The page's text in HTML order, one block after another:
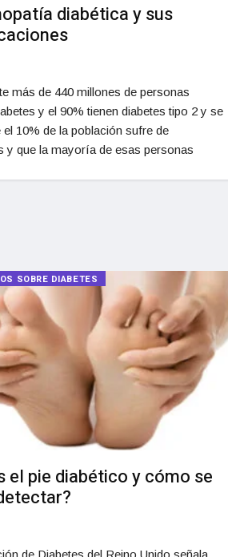
diabética y sus
más de 440 millones de personas
y el 90% tienen diabetes tipo 2 y se
el 10% de la población sufre de
y que la mayoría de esas personas
SOBRE DIABETES
el pie diabético y cómo se